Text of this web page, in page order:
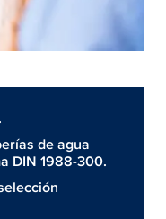
de agua
DIN 1988-300.